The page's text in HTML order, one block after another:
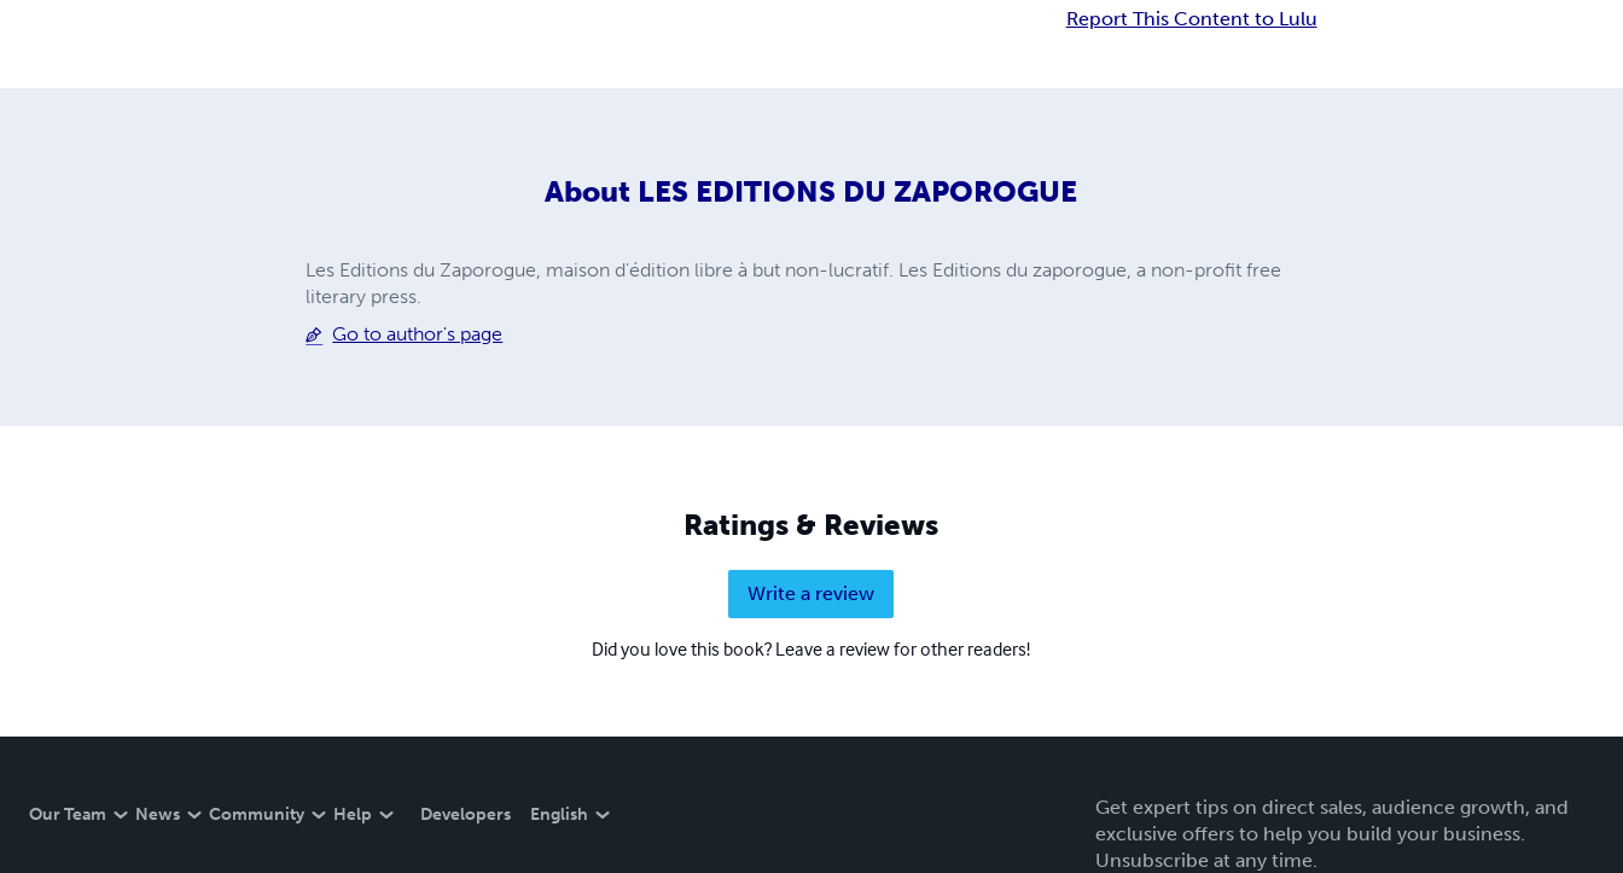
Report This Content to Lulu
About LES EDITIONS DU ZAPOROGUE
Les Editions du Zaporogue, maison d'édition libre à but non-lucratif. Les Editions du zaporogue, a non-profit free
literary press.
Go to author's page
Ratings & Reviews
Write a review
Did you love this book? Leave a review for other readers!
Our Team News Community Help Developers English
Get expert tips on direct sales, audience growth, and
exclusive offers to help you build your business.
Unsubscribe at any time.